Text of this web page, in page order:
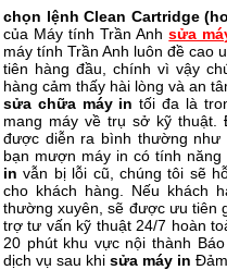
chọn lệnh Clean Cartridge
của Máy tính Trần Anhsửa
máy tính Trần Anh luôn đề cao
tiên hàng đầu, chính vì vậy
hàng cảm thấy hài lòng và an
sửa chữa máy in tối đa là
mang máy về trụ sở kỹ thuật.
được diễn ra bình thường như
bạn mượn máy in có tính
in vẫn bị lỗi cũ, chúng tôi sẽ
cho khách hàng. Nếu khách
thường xuyên, sẽ được ưu tiên
trợ tư vấn kỹ thuật 24/7 hoàn
20 phút khu vực nội thành
dịch vụ sau khi sửa máy in